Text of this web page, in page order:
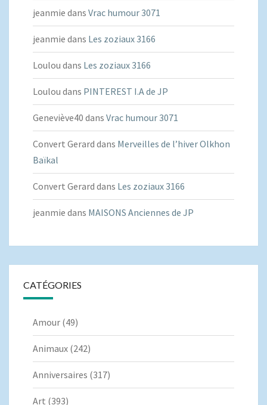
jeanmie dans Vrac humour 3071
jeanmie dans Les zoziaux 3166
Loulou dans Les zoziaux 3166
Loulou dans PINTEREST I.A de JP
Geneviève40 dans Vrac humour 3071
Convert Gerard dans Merveilles de l’hiver Olkhon
Baïkal
Convert Gerard dans Les zoziaux 3166
jeanmie dans MAISONS Anciennes de JP
CATÉGORIES
Amour (49)
Animaux (242)
Anniversaires (317)
Art (393)